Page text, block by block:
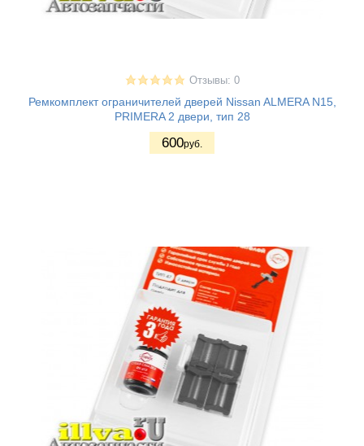
Отзывы: 0
Ремкомплект ограничителей дверей Nissan ALMERA N15,
PRIMERA 2 двери, тип 28
600руб.